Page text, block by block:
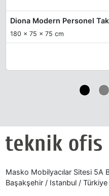
Diona Modern Personel
180 x 75 x 75 cm
Masko Mobilyacılar Sitesi 5A
Başakşehir / Istanbul / Türkiye